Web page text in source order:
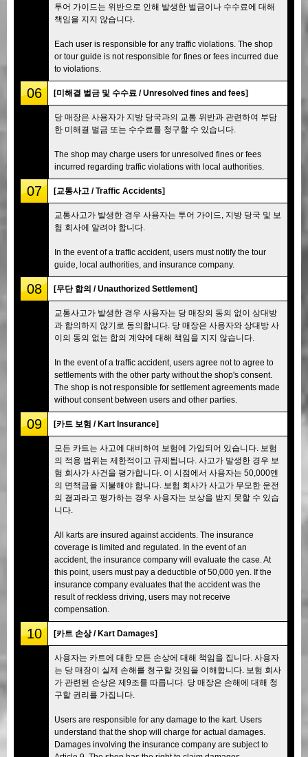
투어 가이드는 위반으로 인해 발생한 벌금이나 수수료에 대해
책임을 지지 않습니다.
Each user is responsible for any traffic violations. The shop
or tour guide is not responsible for fines or fees incurred due
to violations.
06 [미해결 벌금 및 수수료 / Unresolved fines and fees]
당 매장은 사용자가 지방 당국과의 교통 위반과 관련하여 부담
한 미해결 벌금 또는 수수료를 청구할 수 있습니다.
The shop may charge users for unresolved fines or fees
incurred regarding traffic violations with local authorities.
07 [교통사고 / Traffic Accidents]
교통사고가 발생한 경우 사용자는 투어 가이드, 지방 당국 및 보
험 회사에 알려야 합니다.
In the event of a traffic accident, users must notify the tour
guide, local authorities, and insurance company.
08 [무단 합의 / Unauthorized Settlement]
교통사고가 발생한 경우 사용자는 당 매장의 동의 없이 상대방
과 합의하지 않기로 동의합니다. 당 매장은 사용자와 상대방 사
이의 동의 없는 합의 계약에 대해 책임을 지지 않습니다.
In the event of a traffic accident, users agree not to agree to
settlements with the other party without the shop's consent.
The shop is not responsible for settlement agreements made
without consent between users and other parties.
09 [카트 보험 / Kart Insurance]
모든 카트는 사고에 대비하여 보험에 가입되어 있습니다. 보험
의 적용 범위는 제한적이고 규제됩니다. 사고가 발생한 경우 보
험 회사가 사건을 평가합니다. 이 시점에서 사용자는 50,000엔
의 면책금을 지불해야 합니다. 보험 회사가 사고가 무모한 운전
의 결과라고 평가하는 경우 사용자는 보상을 받지 못할 수 있습
니다.
All karts are insured against accidents. The insurance
coverage is limited and regulated. In the event of an
accident, the insurance company will evaluate the case. At
this point, users must pay a deductible of 50,000 yen. If the
insurance company evaluates that the accident was the
result of reckless driving, users may not receive
compensation.
10 [카트 손상 / Kart Damages]
사용자는 카트에 대한 모든 손상에 대해 책임을 집니다. 사용자
는 당 매장이 실제 손해를 청구할 것임을 이해합니다. 보험 회사
가 관련된 손상은 제9조를 따릅니다. 당 매장은 손해에 대해 청
구할 권리를 가집니다.
Users are responsible for any damage to the kart. Users
understand that the shop will charge for actual damages.
Damages involving the insurance company are subject to